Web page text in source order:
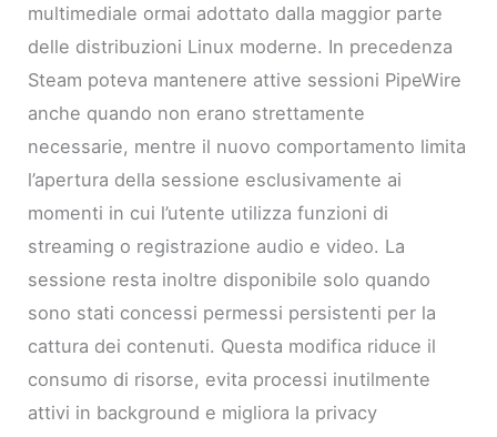
multimediale ormai adottato dalla maggior parte
delle distribuzioni Linux moderne. In precedenza
Steam poteva mantenere attive sessioni PipeWire
anche quando non erano strettamente
necessarie, mentre il nuovo comportamento limita
l’apertura della sessione esclusivamente ai
momenti in cui l’utente utilizza funzioni di
streaming o registrazione audio e video. La
sessione resta inoltre disponibile solo quando
sono stati concessi permessi persistenti per la
cattura dei contenuti. Questa modifica riduce il
consumo di risorse, evita processi inutilmente
attivi in background e migliora la privacy